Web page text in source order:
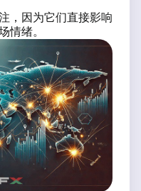
，因为它们直接影响
情绪。